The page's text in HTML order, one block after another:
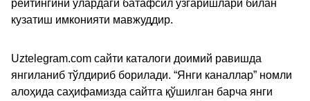
рейтингини улардаги батафсил ўзгаришлари билан
кузатиш имконияти мавжуддир.
Uztelegram.com сайти каталоги доимий равишда
янгиланиб тўлдириб борилади. “Янги каналлар” номли
алоҳида саҳифамизда сайтга қўшилган барча янги